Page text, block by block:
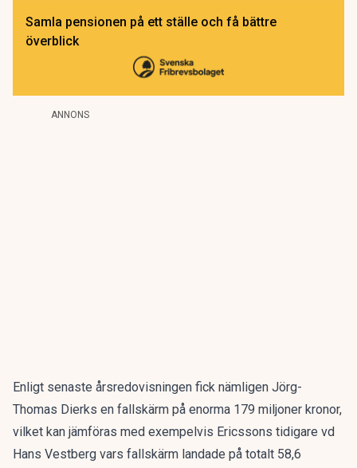
Samla pensionen på ett ställe och få bättre
överblick
ANNONS
Enligt senaste årsredovisningen fick nämligen Jörg-
Thomas Dierks en fallskärm på enorma 179 miljoner kronor,
vilket kan jämföras med exempelvis Ericssons tidigare vd
Hans Vestberg vars fallskärm landade på totalt 58,6